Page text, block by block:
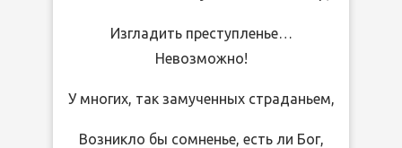
Изгладить преступленье…
Невозможно!
У многих, так замученных страданьем,
Возникло бы сомненье, есть ли Бог,